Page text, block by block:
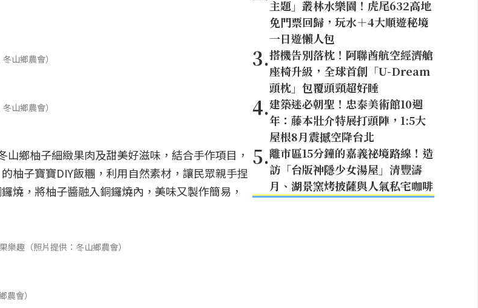
山鄉農會）
山鄉農會）
鄉柚子細緻果肉及甜美好滋味，結合手作項目，
柚子寶寶DIY飯糰，利用自然素材，讓民眾親手捏
燒，將柚子醬融入銅鑼燒內，美味又製作簡易，
趣（照片提供：冬山鄉農會）
會）
主題」叢林水樂園！虎尾632高地
免門票回歸，玩水＋4大順遊秘境
一日遊懶人包
3.搭機告別落枕！阿聯酋航空經濟艙
座椅升級，全球首創「U-Dream
頭枕」包覆頭頸超好睡
4.建築迷必朝聖！忠泰美術館10週
年：藤本壯介特展打頭陣，1:5大
屋根8月震撼空降台北
5.離市區15分鐘的嘉義祕境路線！造
訪「台版神隱少女湯屋」清豐濤
月、湖景窯烤披薩與人氣私宅咖啡